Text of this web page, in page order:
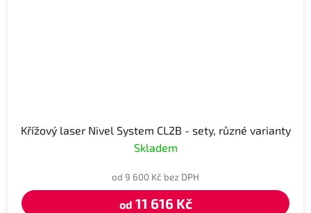
Křížový laser Nivel System CL2B - sety, různé varianty
Skladem
od 9 600 Kč bez DPH
od 11 616 Kč